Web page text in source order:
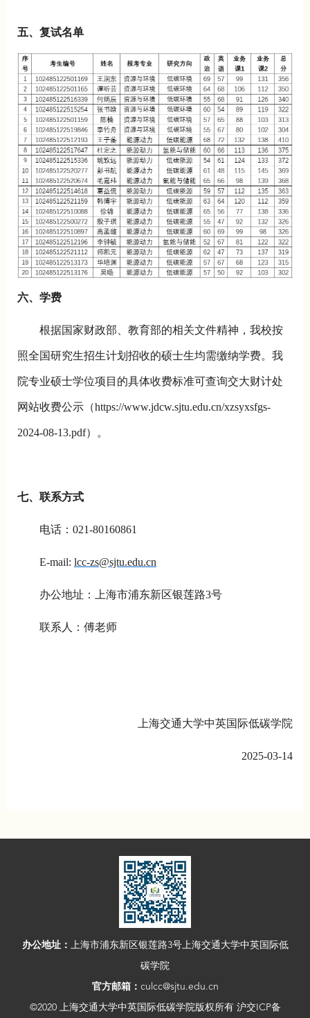
五、复试名单
六、学费
根据国家财政部、教育部的相关文件精神，我校按
照全国研究生招生计划招收的硕士生均需缴纳学费。我
院专业硕士学位项目的具体收费标准可查询交大财计处
网站收费公示（https://www.jdcw.sjtu.edu.cn/xzsyxsfgs-
2024-08-13.pdf）。
七、联系方式
电话：021-80160861
E-mail: lcc-zs@sjtu.edu.cn
办公地址：上海市浦东新区银莲路3号
联系人：傅老师
上海交通大学中英国际低碳学院
2025-03-14
办公地址： 上海市浦东新区银莲路3号上海交通大学中英国际低
碳学院
官方邮箱： culcc@sjtu.edu.cn
©2020 上海交通大学中英国际低碳学院版权所有 沪交ICP备